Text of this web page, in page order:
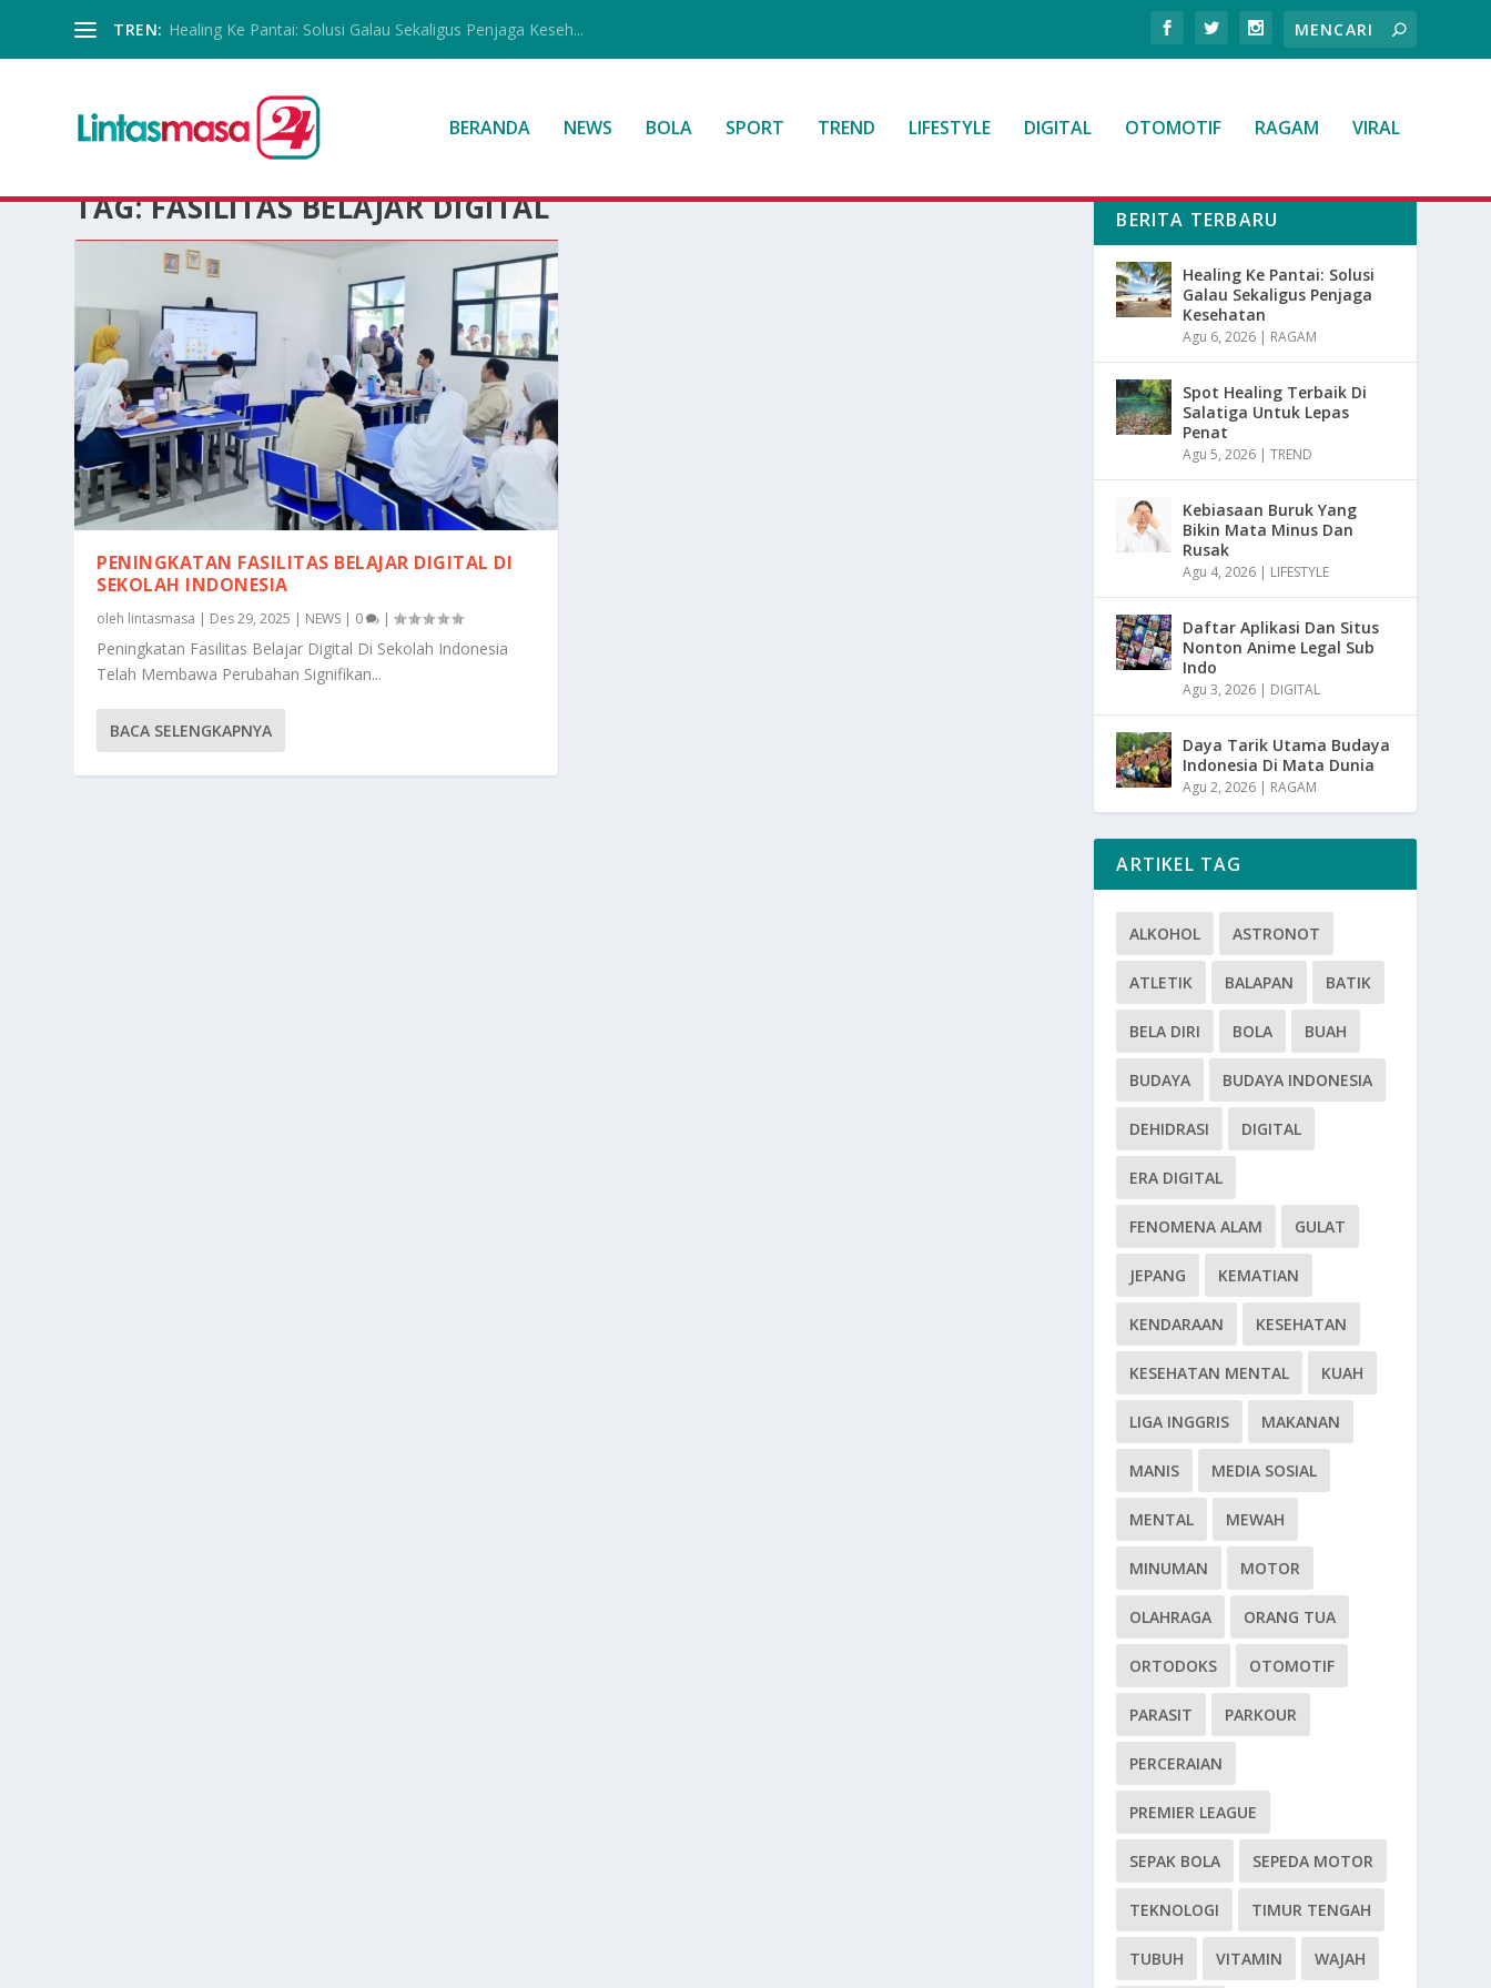
TREN: Healing Ke Pantai: Solusi Galau Sekaligus Penjaga Keseh...
BERANDA NEWS BOLA SPORT TREND LIFESTYLE DIGITAL OTOMOTIF RAGAM VIRAL
TAG:FASILITAS BELAJAR DIGITAL
PENINGKATAN FASILITAS BELAJAR DIGITAL DI
SEKOLAH INDONESIA
oleh lintasmasa Des 29, 2025 NEWS 0 |
Peningkatan Fasilitas Belajar Digital Di Sekolah Indonesia
Telah Membawa Perubahan Signifikan...
BACA SELENGKAPNYA
BERITA TERBARU
Healing Ke Pantai: Solusi
Galau Sekaligus Penjaga
Kesehatan
Agu 6, 2026 | RAGAM
Spot Healing Terbaik Di
Salatiga Untuk Lepas
Penat
Agu 5, 2026 |TREND
Kebiasaan Buruk Yang
Bikin Mata Minus Dan
Rusak
Agu 4, 2026 | LIFESTYLE
Daftar Aplikasi Dan Situs
Nonton Anime Legal Sub
Indo
Agu 3, 2026 | DIGITAL
Daya Tarik Utama Budaya
Indonesia Di Mata Dunia
Agu 2, 2026 | RAGAM
ARTIKEL TAG
ALKOHOL ASTRONOT
ATLETIK BALAPAN BATIK
BELA DIRI BOLA BUAH
BUDAYA BUDAYA INDONESIA
DEHIDRASI DIGITAL
ERA DIGITAL
FENOMENA ALAM GULAT
JEPANG KEMATIAN
KENDARAAN KESEHATAN
KESEHATAN MENTAL KUAH
LIGA INGGRIS MAKANAN
MANIS MEDIA SOSIAL
MENTAL MEWAH
MINUMAN MOTOR
OLAHRAGA ORANG TUA
ORTODOKS OTOMOTIF
PARASIT PARKOUR
PERCERAIAN
PREMIER LEAGUE
SEPAK BOLA SEPEDA MOTOR
TEKNOLOGI TIMUR TENGAH
TUBUH VITAMIN WAJAH